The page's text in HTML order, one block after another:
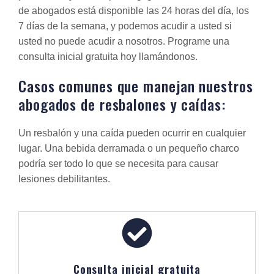
de abogados está disponible las 24 horas del día, los
7 días de la semana, y podemos acudir a usted si
usted no puede acudir a nosotros. Programe una
consulta inicial gratuita hoy llamándonos.
Casos comunes que manejan nuestros
abogados de resbalones y caídas:
Un resbalón y una caída pueden ocurrir en cualquier
lugar. Una bebida derramada o un pequeño charco
podría ser todo lo que se necesita para causar
lesiones debilitantes.
Consulta inicial gratuita